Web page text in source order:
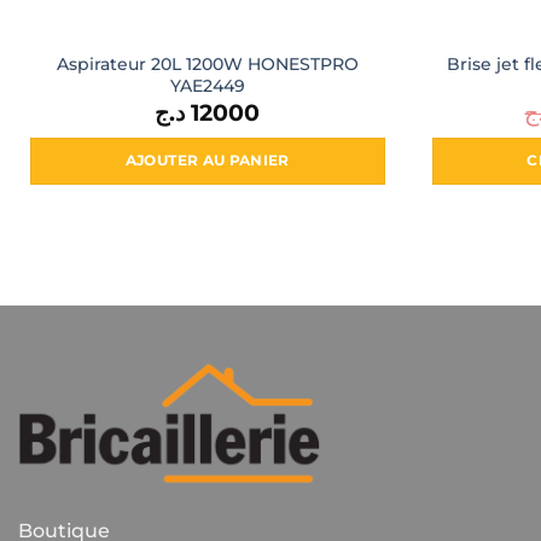
Aspirateur 20L 1200W HONESTPRO
YAE2449
12000 د.ج
AJOUTER AU PANIER
Brise jet
Boutique